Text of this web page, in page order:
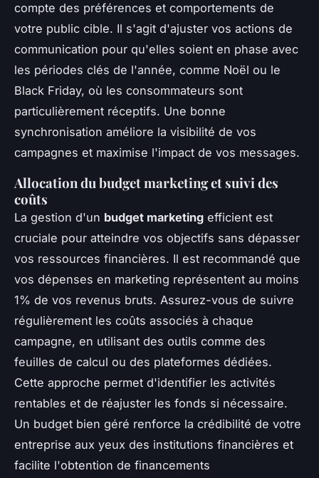
compte des préférences et comportements de
votre public cible. Il s'agit d'ajuster vos actions de
communication pour qu'elles soient en phase avec
les périodes clés de l'année, comme Noël ou le
Black Friday, où les consommateurs sont
particulièrement réceptifs. Une bonne
synchronisation améliore la visibilité de vos
campagnes et maximise l'impact de vos messages.
Allocation du budget marketing et suivi des
coûts
La gestion d'un budget marketing efficient est
cruciale pour atteindre vos objectifs sans dépasser
vos ressources financières. Il est recommandé que
vos dépenses en marketing représentent au moins
1% de vos revenus bruts. Assurez-vous de suivre
régulièrement les coûts associés à chaque
campagne, en utilisant des outils comme des
feuilles de calcul ou des plateformes dédiées.
Cette approche permet d'identifier les activités
rentables et de réajuster les fonds si nécessaire.
Un budget bien géré renforce la crédibilité de votre
entreprise aux yeux des institutions financières et
facilite l'obtention de financements